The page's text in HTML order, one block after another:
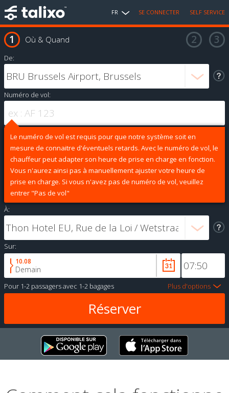
FR SE CONNECTER SELF SERVICE
Où & Quand
De:
Numéro de vol:
Le numéro de vol est requis pour que notre système soit en
mesure de connaitre d'éventuels retards. Avec le numéro de vol, le
chauffeur peut adapter son heure de prise en charge en fonction.
Vous n'aurez ainsi pas à manuellement ajuster votre heure de
prise en charge. Si vous n'avez pas de numéro de vol, veuillez
entrer "Pas de vol"
À:
Sur:
10.08
Demain
Pour 1-2 passagersavec 1-2 bagages Plus d'options